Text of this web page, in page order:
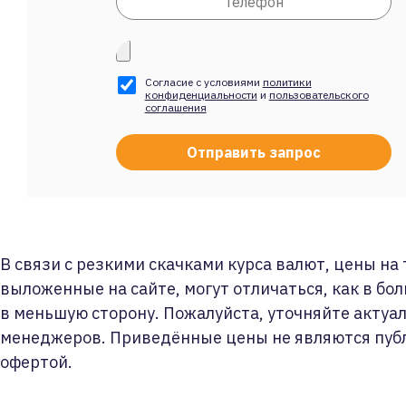
Согласие с условиями политики
конфиденциальности и пользовательского
соглашения
В связи с резкими скачками курса валют, цены на
выложенные на сайте, могут отличаться, как в
в меньшую сторону. Пожалуйста, уточняйте
менеджеров. Приведённые цены не являются
офертой.